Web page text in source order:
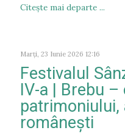
Citeşte mai departe ...
Marți, 23 Iunie 2026 12:16
Festivalul
IV-a | Brebu
românești